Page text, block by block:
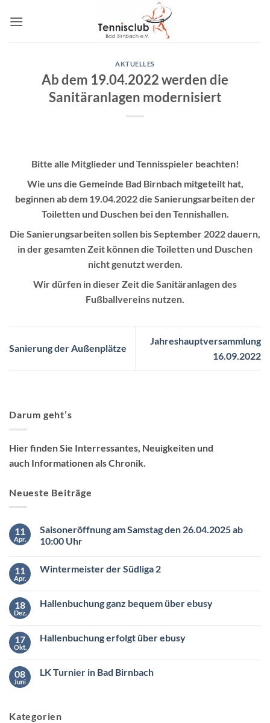
Inhalt
AKTUELLES
Ab dem 19.04.2022 werden die
Sanitäranlagen modernisiert
Bitte alle Mitglieder und Tennisspieler beachten!
Wie uns die Gemeinde Bad Birnbach mitgeteilt hat,
beginnen ab dem 19.04.2022 die Sanierungsarbeiten der
Toiletten und Duschen bei den Tennishallen.
Die Sanierungsarbeiten sollen bis September 2022 dauern,
in der gesamten Zeit können die Toiletten und Duschen
nicht genutzt werden.
Wir dürfen in dieser Zeit die Sanitäranlagen des
Fußballvereins nutzen.
Sanierung der Außenplätze
Jahreshauptversammlung
16.09.2022
Darum geht’s
Hier finden Sie Interressantes, Neuigkeiten und
auch Informationen als Chronik.
Neueste Beiträge
11
Apr.
Saisoneröffnung am Samstag den 26.04.2025 ab
10:00 Uhr
zu
den
26.04.2025
11
Apr.
Wintermeister der Südliga 2
Wintermeister
18
Dez.
Hallenbuchung ganz bequem über ebusy
Hallenbuchung
ebusy
17
Okt.
Hallenbuchung erfolgt über ebusy
Hallenbuchung
08
Juni
LK Turnier in Bad Birnbach
Turnier
Kategorien